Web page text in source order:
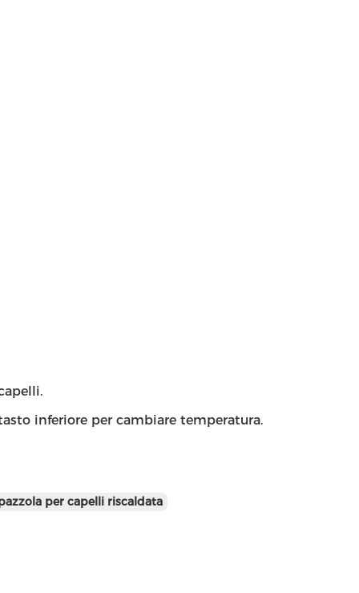
inferiore per cambiare temperatura.
per capelli riscaldata